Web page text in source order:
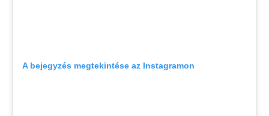
A bejegyzés megtekintése az Instagramon